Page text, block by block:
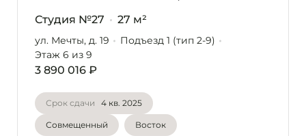
Студия №27 27 м²
ул. Мечты, д. 19
Подъезд 1 (тип 2-9)
Этаж 6 из 9
3 890 016 ₽
Срок сдачи 4 кв. 2025
Совмещенный Восток